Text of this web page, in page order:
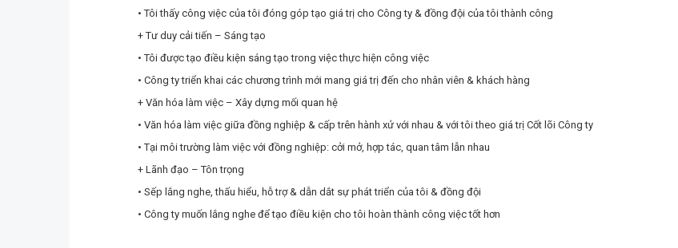
• Tôi thấy công việc của tôi đóng góp tạo giá trị cho Công ty & đồng đội của tôi thành công
+ Tư duy cải tiến – Sáng tạo
• Tôi được tạo điều kiện sáng tạo trong việc thực hiện công việc
• Công ty triển khai các chương trình mới mang giá trị đến cho nhân viên & khách hàng
+ Văn hóa làm việc – Xây dựng mối quan hệ
• Văn hóa làm việc giữa đồng nghiệp & cấp trên hành xử với nhau & với tôi theo giá trị Cốt lõi Công ty
• Tại môi trường làm việc với đồng nghiệp: cởi mở, hợp tác, quan tâm lẫn nhau
+ Lãnh đạo – Tôn trọng
• Sếp lắng nghe, thấu hiểu, hỗ trợ & dẫn dắt sự phát triển của tôi & đồng đội
• Công ty muốn lắng nghe để tạo điều kiện cho tôi hoàn thành công việc tốt hơn